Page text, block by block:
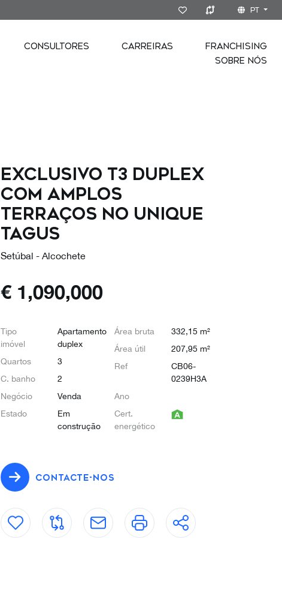
PT
CONSULTORES CARREIRAS
FRANCHISING
SOBRE NÓS
Exclusivo T3 Duplex
com amplos
terraços no Unique
Tagus
Setúbal - Alcochete
€ 1,090,000
Tipo
imóvel
Apartamento
duplex
Quartos
3
C. banho
2
Negócio
Venda
Estado
Em
construção
Área bruta
332,15 m²
Área útil
207,95 m²
Ref
CB06-
0239H3A
Ano
Cert.
energético
CONTACTE-NOS